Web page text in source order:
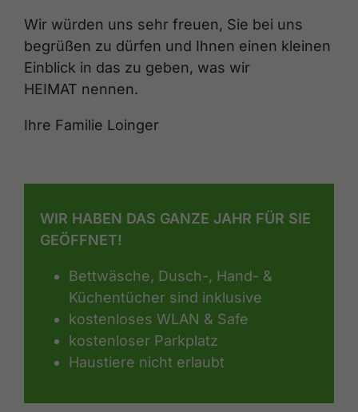
Wir würden uns sehr freuen, Sie bei uns
begrüßen zu dürfen und Ihnen einen kleinen
Einblick in das zu geben, was wir
HEIMAT nennen.
Ihre Familie Loinger
WIR HABEN DAS GANZE JAHR FÜR SIE
GEÖFFNET!
Bettwäsche, Dusch-, Hand- &
Küchentücher sind inklusive
kostenloses WLAN & Safe
kostenloser Parkplatz
Haustiere nicht erlaubt